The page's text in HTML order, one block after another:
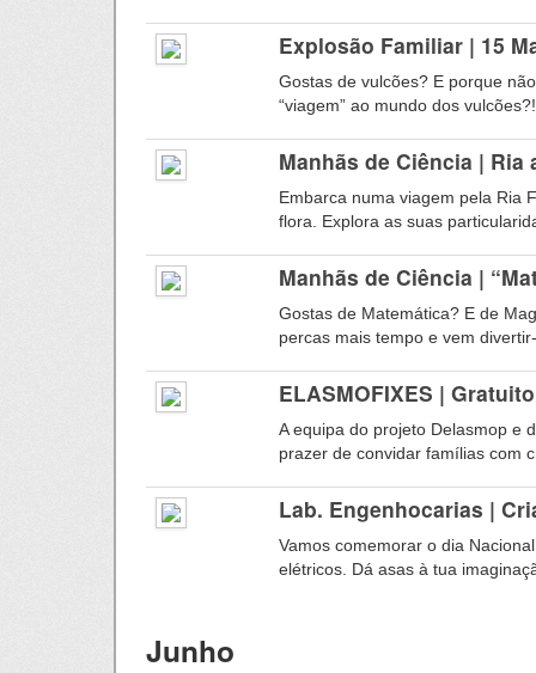
Explosão Familiar | 15
Gostas de vulcões? E porque
“viagem” ao mundo dos
Manhãs de Ciência | Ria
Embarca numa viagem pela Ria
flora. Explora as suas
Manhãs de Ciência |
Gostas de Matemática? E de
percas mais tempo e vem
ELASMOFIXES | Gratuito
A equipa do projeto Delasmop e
prazer de convidar famílias com
Lab. Engenhocarias |
Vamos comemorar o dia
elétricos. Dá asas à tua
Junho